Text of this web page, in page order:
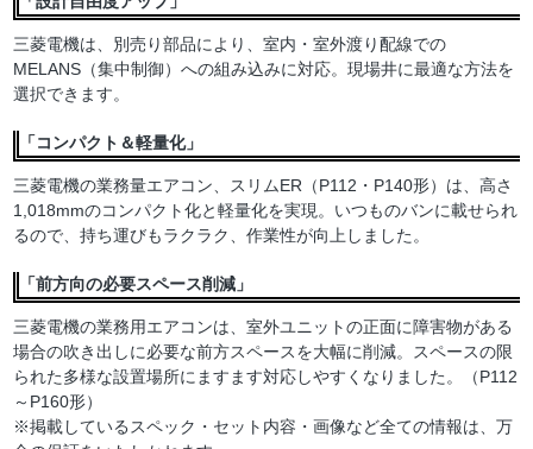
三菱電機は、別売り部品により、室内・室外渡り配線での
MELANS（集中制御）への組み込みに対応。現場井に最適な方法を
選択できます。
「コンパクト＆軽量化」
三菱電機の業務量エアコン、スリムER（P112・P140形）は、高さ
1,018mmのコンパクト化と軽量化を実現。いつものバンに載せられ
るので、持ち運びもラクラク、作業性が向上しました。
「前方向の必要スペース削減」
三菱電機の業務用エアコンは、室外ユニットの正面に障害物がある
場合の吹き出しに必要な前方スペースを大幅に削減。スペースの限
られた多様な設置場所にますます対応しやすくなりました。（P112
～P160形）
※掲載しているスペック・セット内容・画像など全ての情報は、万